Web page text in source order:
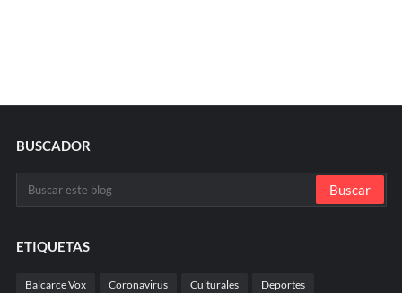
BUSCADOR
ETIQUETAS
Balcarce Vox Coronavirus Culturales Deportes